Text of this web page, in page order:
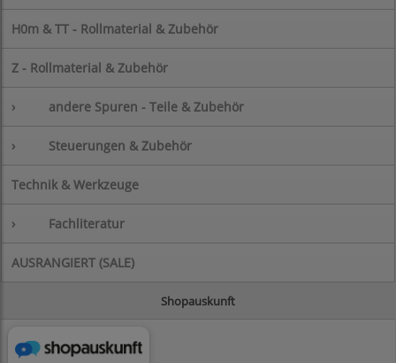
H0m & TT - Rollmaterial & Zubehör
Z - Rollmaterial & Zubehör
› andere Spuren - Teile & Zubehör
› Steuerungen & Zubehör
Technik & Werkzeuge
› Fachliteratur
AUSRANGIERT (SALE)
Shopauskunft